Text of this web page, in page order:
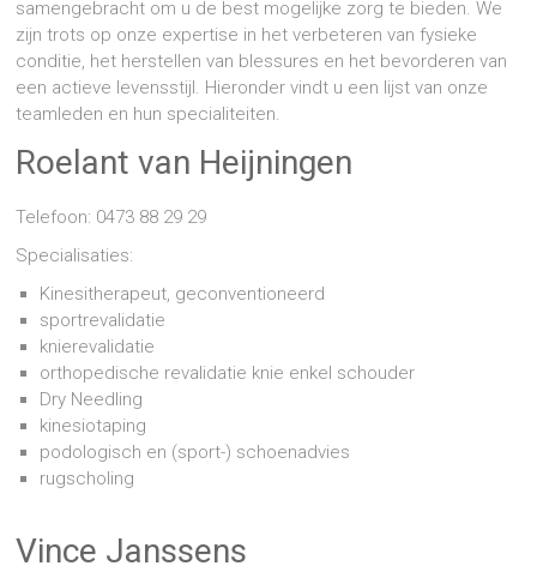
samengebracht om u de best mogelijke zorg te bieden. We
zijn trots op onze expertise in het verbeteren van fysieke
conditie, het herstellen van blessures en het bevorderen van
een actieve levensstijl. Hieronder vindt u een lijst van onze
teamleden en hun specialiteiten.
Roelant van Heijningen
Telefoon: 0473 88 29 29
Specialisaties:
Kinesitherapeut, geconventioneerd
sportrevalidatie
knierevalidatie
orthopedische revalidatie knie enkel schouder
Dry Needling
kinesiotaping
podologisch en (sport-) schoenadvies
rugscholing
Vince Janssens